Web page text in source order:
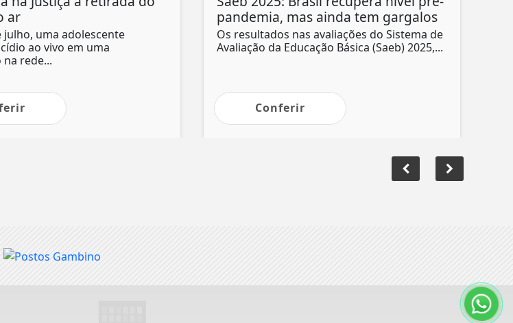
ar
julho, uma adolescente
ao vivo em uma
rede...
pandemia, mas ainda tem gargalos
Os resultados nas avaliações do Sistema de
Avaliação da Educação Básica (Saeb) 2025,...
Conferir